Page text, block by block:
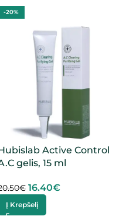
-20%
Active Control
gelis, 15 ml
€ 16.40€
Į Krepšelį